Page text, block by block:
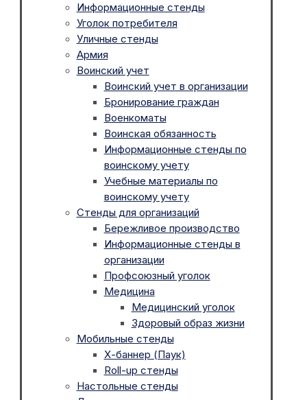
Информационные стенды
Уголок потребителя
Уличные стенды
Армия
Воинский учет
Воинский учет в организации
Бронирование граждан
Военкоматы
Воинская обязанность
Информационные стенды по
воинскому учету
Учебные материалы по
воинскому учету
Стенды для организаций
Бережливое производство
Информационные стенды в
организации
Профсоюзный уголок
Медицина
Медицинский уголок
Здоровый образ жизни
Мобильные стенды
Х-баннер (Паук)
Roll-up стенды
Настольные стенды